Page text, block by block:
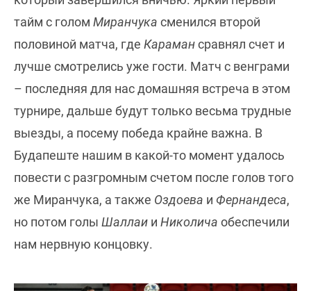
тайм с голом Миранчука сменился второй
половиной матча, где Карамансравнял счет и
лучше смотрелись уже гости. Матч с венграми
– последняя для нас домашняя встреча в этом
турнире, дальше будут только весьма трудные
выезды, а посему победа крайне важна. В
Будапеште нашим в какой-то момент удалось
повести с разгромным счетом после голов того
же Миранчука, а также Оздоева и Фернандеса,
но потом голы Шаллаи и Николича обеспечили
нам нервную концовку.